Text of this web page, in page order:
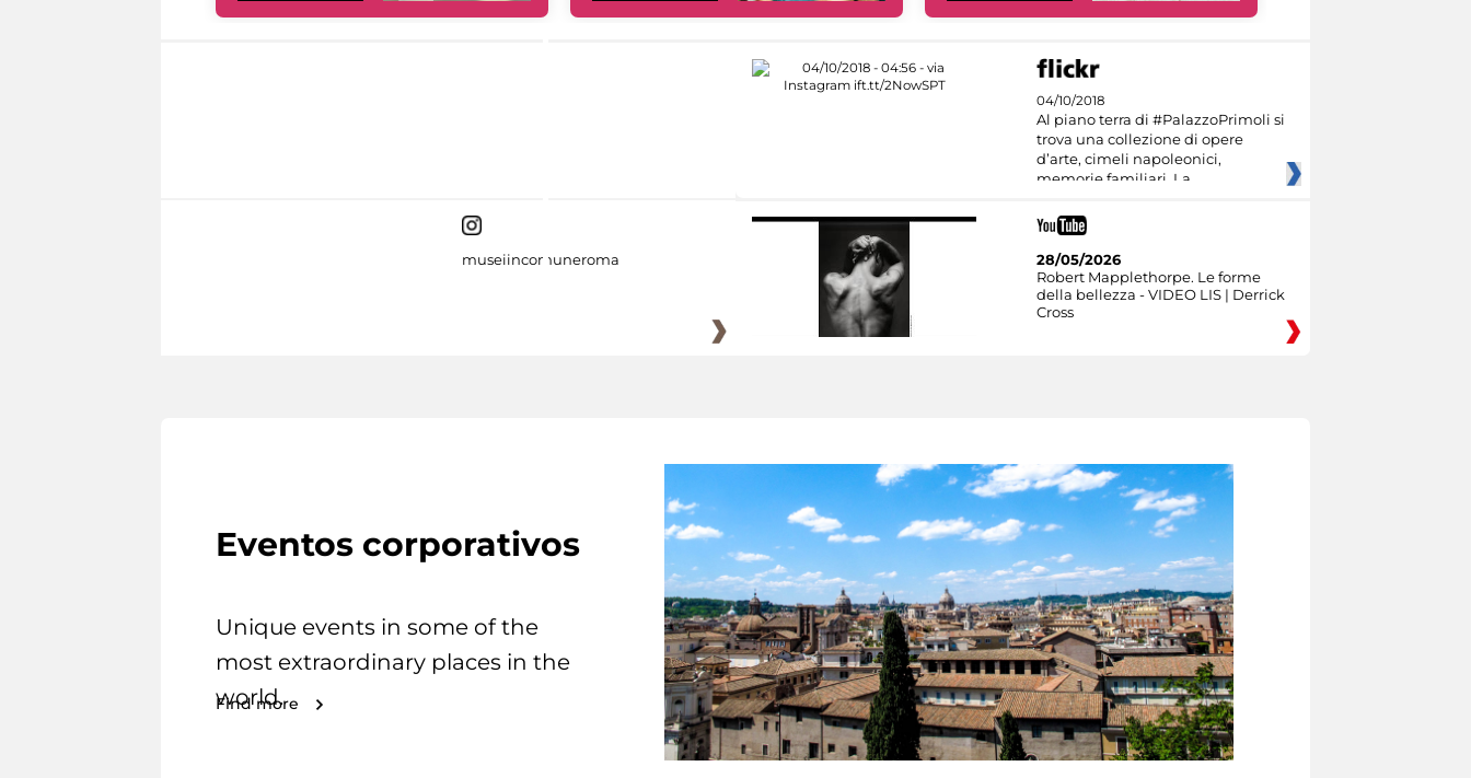
04/10/2018
Al piano terra di #PalazzoPrimoli si
trova una collezione di opere
d’arte, cimeli napoleonici,
memorie familiari. La
museiincomuneroma
28/05/2026
Robert Mapplethorpe. Le forme
della bellezza - VIDEO LIS | Derrick
Cross
Eventos corporativos
Unique events in some of the
most extraordinary places in the
world.
Find more